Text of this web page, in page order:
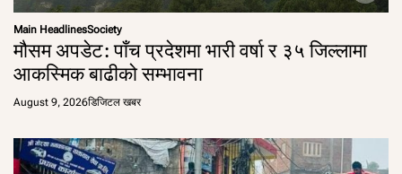
Main HeadlinesSociety
मौसम अपडेट: पाँच प्रदेशमा भारी वर्षा र ३५ जिल्लामा
आकस्मिक बाढीको सम्भावना
August 9, 2026डिजिटल खबर